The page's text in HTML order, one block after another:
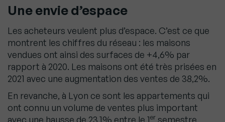
Une envie d’espace
Les acheteurs veulent plus d’espace. C’est ce que
montrent les chiffres du réseau : les maisons
vendues ont ainsi des surfaces de +4,6% par
rapport à 2020. Les maisons ont été très prisées en
2021 avec une augmentation des ventes de 38,2%.
En revanche, à Lyon ce sont les appartements qui
ont connu un volume de ventes plus important
avec une hausse de 23,1% entre le 1er semestre